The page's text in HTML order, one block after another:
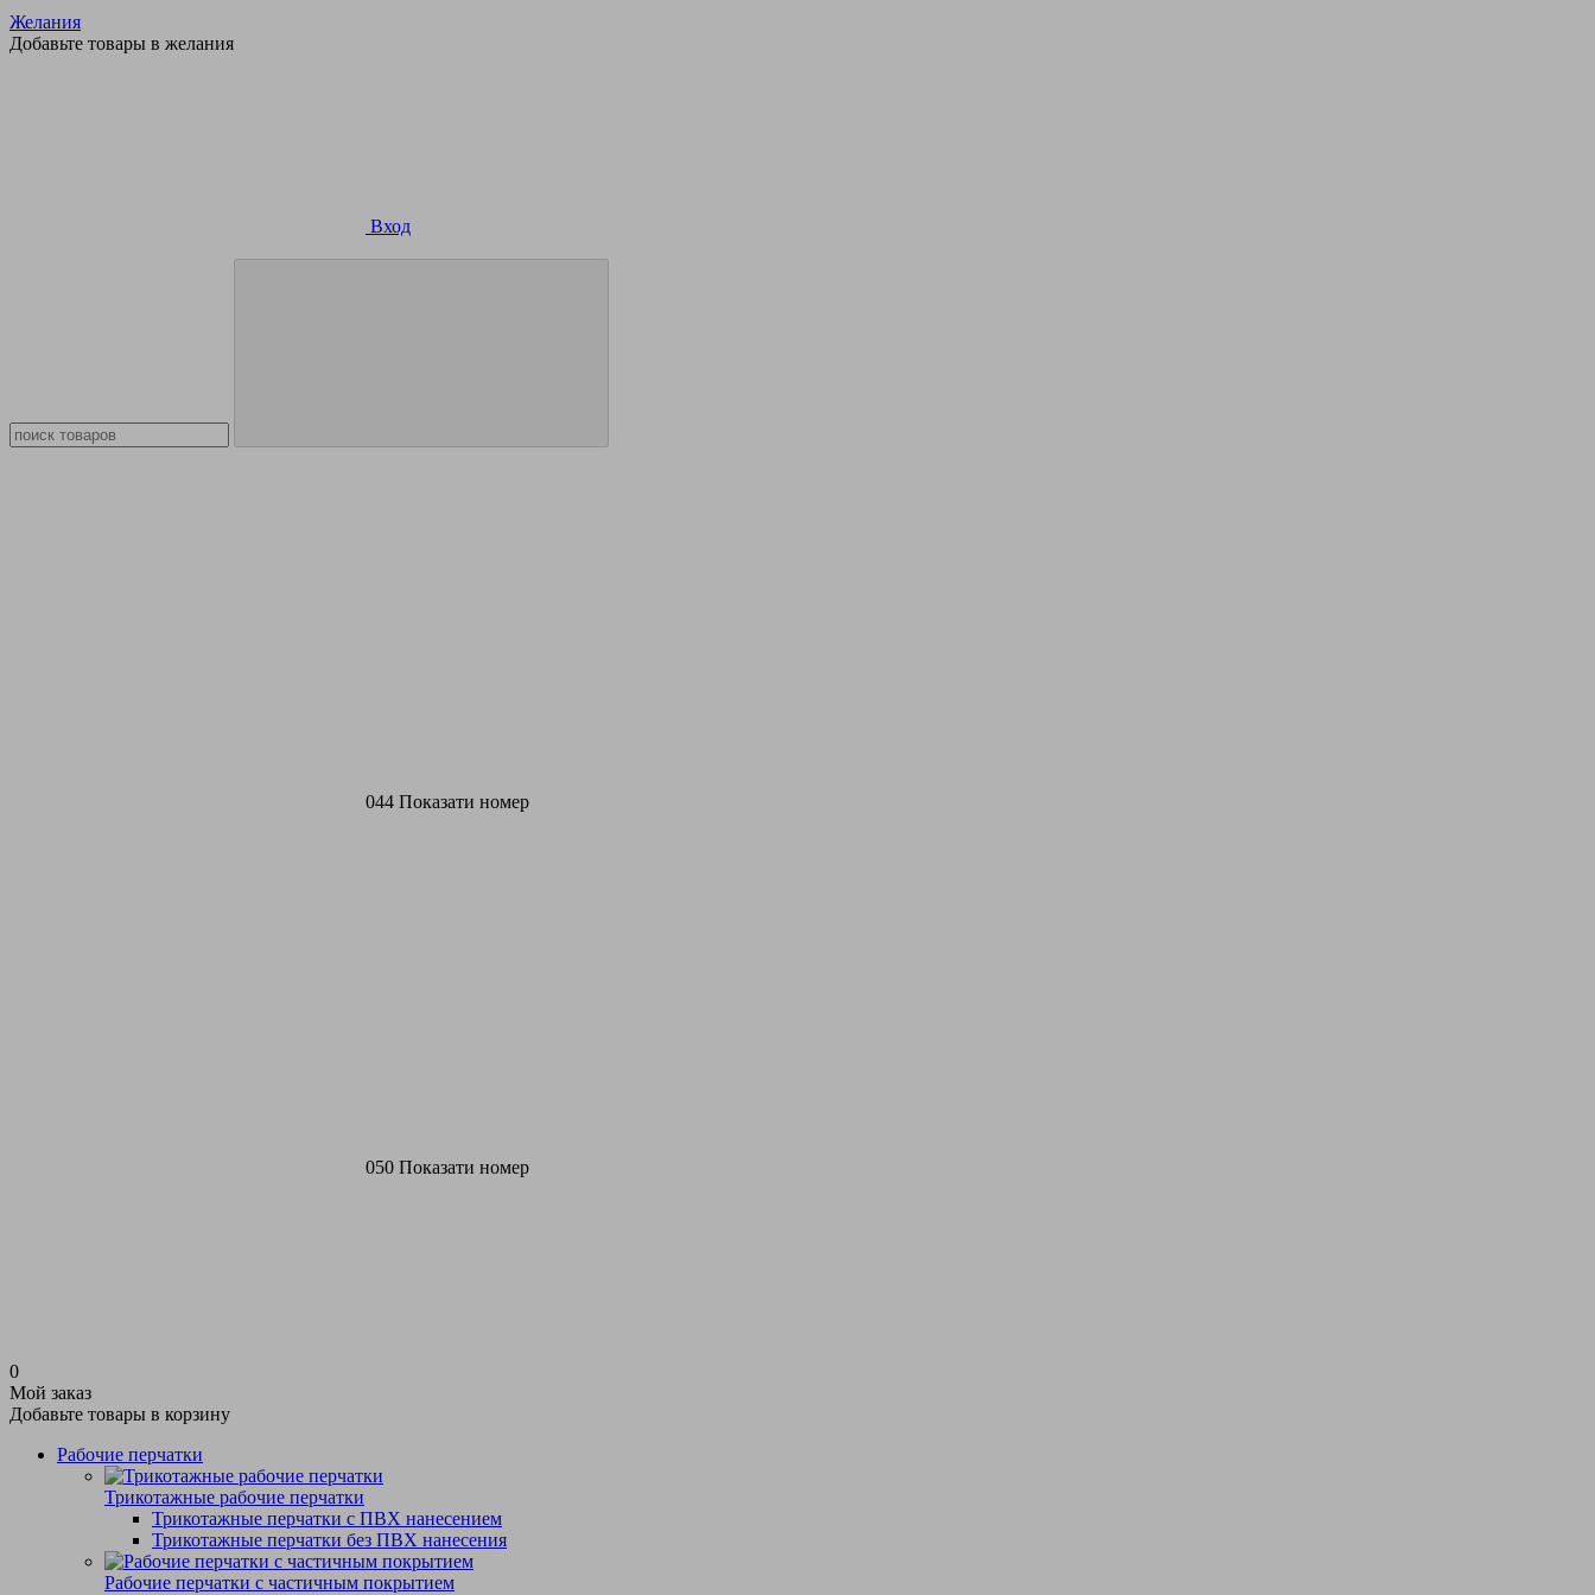
Желания
Добавьте товары в желания
Вход
044 Показати номер
050 Показати номер
0
Мой заказ
Добавьте товары в корзину
Рабочие перчатки
Трикотажные рабочие перчатки
Трикотажные перчатки с ПВХ нанесением
Трикотажные перчатки без ПВХ нанесения
Рабочие перчатки с частичным покрытием